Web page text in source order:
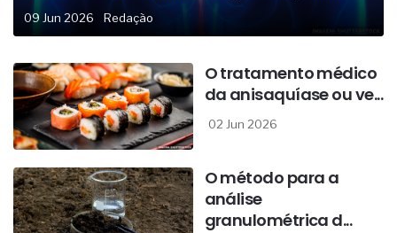
09 Jun 2026 Redação
O tratamento médico
da anisaquíase ou ve...
02 Jun 2026
O método para a
análise
granulométrica d...